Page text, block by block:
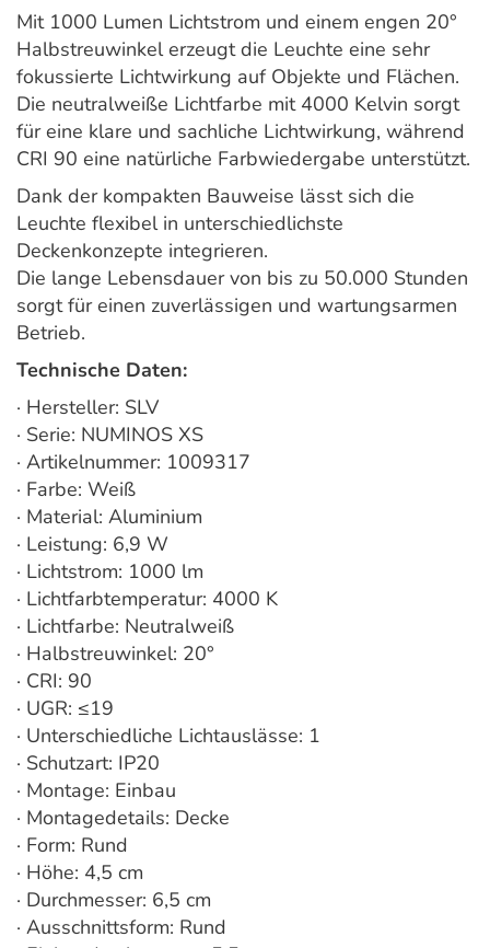
Mit 1000 Lumen Lichtstrom und einem engen 20°
Halbstreuwinkel erzeugt die Leuchte eine sehr
fokussierte Lichtwirkung auf Objekte und Flächen.
Die neutralweiße Lichtfarbe mit 4000 Kelvin sorgt
für eine klare und sachliche Lichtwirkung, während
CRI 90 eine natürliche Farbwiedergabe unterstützt.
Dank der kompakten Bauweise lässt sich die
Leuchte flexibel in unterschiedlichste
Deckenkonzepte integrieren.
Die lange Lebensdauer von bis zu 50.000 Stunden
sorgt für einen zuverlässigen und wartungsarmen
Betrieb.
Technische Daten:
· Hersteller: SLV
· Serie: NUMINOS XS
· Artikelnummer: 1009317
· Farbe: Weiß
· Material: Aluminium
· Leistung: 6,9 W
· Lichtstrom: 1000 lm
· Lichtfarbtemperatur: 4000 K
· Lichtfarbe: Neutralweiß
· Halbstreuwinkel: 20°
· CRI: 90
· UGR: ≤19
· Unterschiedliche Lichtauslässe: 1
· Schutzart: IP20
· Montage: Einbau
· Montagedetails: Decke
· Form: Rund
· Höhe: 4,5 cm
· Durchmesser: 6,5 cm
· Ausschnittsform: Rund